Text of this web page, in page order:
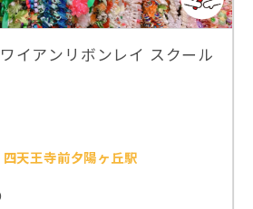
イアンリボンレイ スクール
天王寺前夕陽ヶ丘駅